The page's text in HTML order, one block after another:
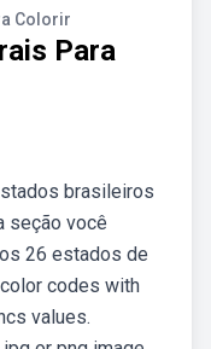
Colorir
Para
brasileiros
seção você
26 estados de
codes with
values.